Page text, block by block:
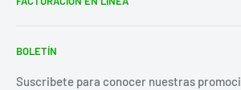
BOLETÍN
Suscribete para conocer nuestras